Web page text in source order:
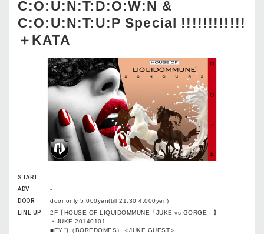
C:O:U:N:T:D:O:W:N &
C:O:U:N:T:U:P Special !!!!!!!!!!!!
＋KATA
START
-
ADV
-
DOOR
door only 5,000yen(till 21:30 4,000yen)
LINE UP
2F【HOUSE OF LIQUIDOMMUNE「JUKE vs GORGE」】
・JUKE 20140101
■EYヨ（BOREDOMES）＜JUKE GUEST＞